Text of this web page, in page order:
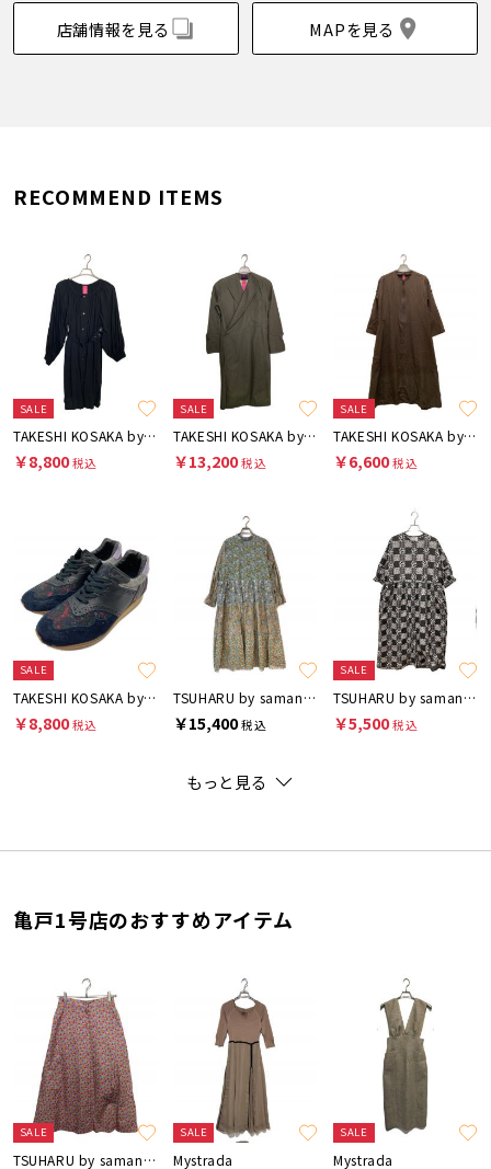
店舗情報を見る MAPを見る
RECOMMEND ITEMS
SALE
TAKESHI KOSAKA by Y's Pink Label
￥8,800税込
SALE
TAKESHI KOSAKA by Y's Pink Label
￥13,200税込
SALE
TAKESHI KOSAKA by Y's Pink Label
￥6,600税込
SALE
TAKESHI KOSAKA by Y's
￥8,800税込
TSUHARU by samansa Mos2
￥15,400税込
SALE
TSUHARU by samansa Mos2
￥5,500税込
もっと見る
亀戸1号店のおすすめアイテム
SALE
TSUHARU by samansa Mos2
SALE
Mystrada
SALE
Mystrada